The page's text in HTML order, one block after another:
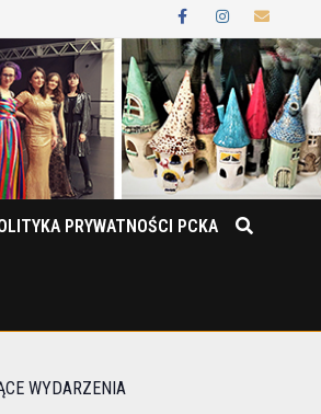
PRYWATNOŚCI PCKA
WYDARZENIA